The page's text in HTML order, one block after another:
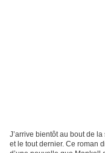
J’arrive bientôt au bout de
et le tout dernier. Ce roman